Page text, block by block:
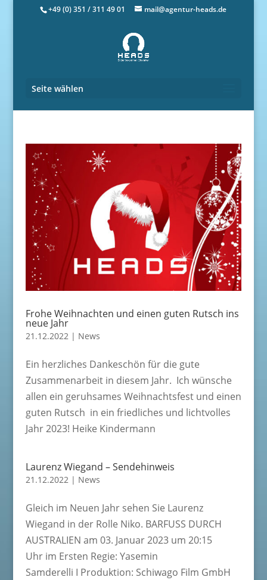
+49 (0) 351 / 311 49 01 mail@agentur-heads.de
Seite wählen
Frohe Weihnachten und einen guten Rutsch ins
neue Jahr
21.12.2022| News
Ein herzliches Dankeschön für die gute
Zusammenarbeit in diesem Jahr. Ich wünsche
allen ein geruhsames Weihnachtsfest und einen
guten Rutsch in ein friedliches und lichtvolles
Jahr 2023! Heike Kindermann
Laurenz Wiegand – Sendehinweis
21.12.2022| News
Gleich im Neuen Jahr sehen Sie Laurenz
Wiegand in der Rolle Niko. BARFUSS DURCH
AUSTRALIEN am 03. Januar 2023 um 20:15
Uhr im Ersten Regie: Yasemin
Samderelli I Produktion: Schiwago Film GmbH